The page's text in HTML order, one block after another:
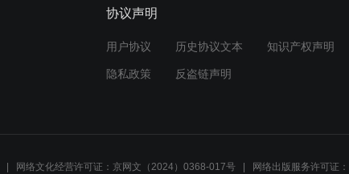
协议声明
用户协议 历史协议文本 知识产权声明
隐私政策 反盗链声明
网络文化经营许可证：京网文（2024）0368-017号 网络出版服务许可证